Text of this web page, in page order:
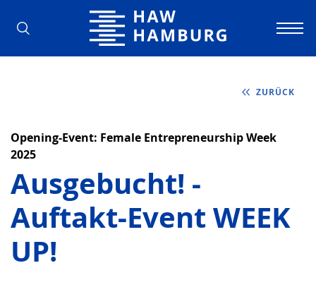
Hochschule für Angewandte
ZURÜCK
Opening-Event: Female Entrepreneurship Week
2025
Ausgebucht! -
Auftakt-Event WEEK
UP!